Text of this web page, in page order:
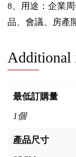
8、用途：企業
品、會議、房產
Additional
最低訂購量
1個
產品尺寸